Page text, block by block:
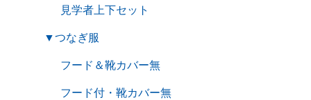
見学者上下セット
▼つなぎ服
フード＆靴カバー無
フード付・靴カバー無